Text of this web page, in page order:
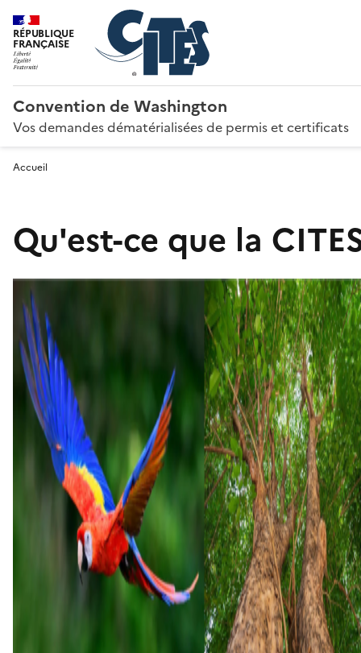
RÉPUBLIQUE
FRANÇAISE
Convention de Washington
Vos demandes dématérialisées de permis et certificats
Accueil
Qu'est-ce que la